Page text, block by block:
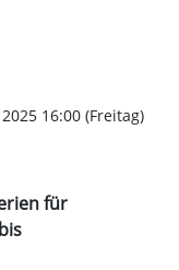
16:00 (Freitag)
für